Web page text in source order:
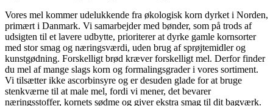
Vores mel kommer udelukkende fra økologisk korn dyrket i Norden,
primært i Danmark. Vi samarbejder med bønder, som på trods af
udsigten til et lavere udbytte, prioriterer at dyrke gamle kornsorter
med stor smag og næringsværdi, uden brug af sprøjtemidler og
kunstgødning. Forskelligt brød kræver forskelligt mel. Derfor finder
du mel af mange slags korn og formalingsgrader i vores sortiment.
Vi tilsætter ikke ascorbinsyre og er desuden glade for at bruge
stenkværne til at male mel, fordi vi mener, det bevarer
næringsstoffer, kornets sødme og giver ekstra smag til dit bagværk.